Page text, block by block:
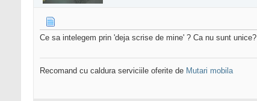
Ce sa intelegem prin 'deja scrise de mine' ? Ca nu sunt unice?
Recomand cu caldura serviciile oferite de Mutari mobila